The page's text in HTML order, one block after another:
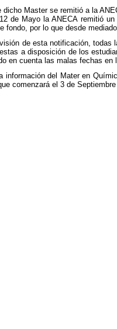
dicho Master se remitió a la
de Mayo la ANECA remitió
fondo, por lo que desde
de esta notificación,
a disposición de los
en cuenta las malas fechas en
información del Mater en
comenzará el 3 de